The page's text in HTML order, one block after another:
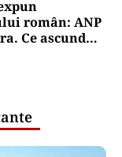
român: ANP
Ce ascund